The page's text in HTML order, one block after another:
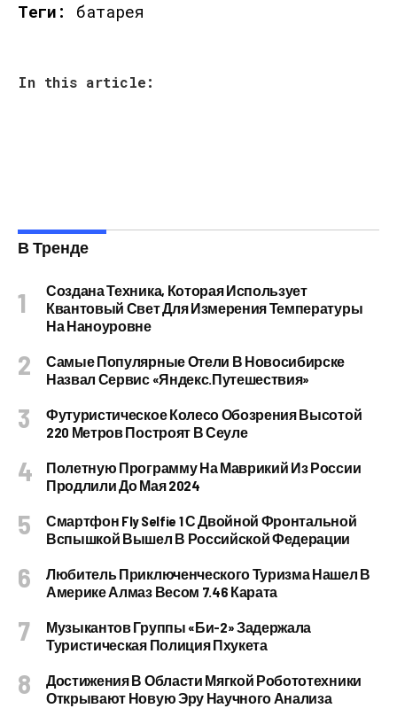
Теги: батарея
In this article:
В Тренде
Создана Техника, Которая Использует
Квантовый Свет Для Измерения Температуры
На Наноуровне
Самые Популярные Отели В Новосибирске
Назвал Сервис «Яндекс.Путешествия»
Футуристическое Колесо Обозрения Высотой
220 Метров Построят В Сеуле
Полетную Программу На Маврикий Из России
Продлили До Мая 2024
Смартфон Fly Selfie 1 С Двойной Фронтальной
Вспышкой Вышел В Российской Федерации
Любитель Приключенческого Туризма Нашел В
Америке Алмаз Весом 7.46 Карата
Музыкантов Группы «Би-2» Задержала
Туристическая Полиция Пхукета
Достижения В Области Мягкой Робототехники
Открывают Новую Эру Научного Анализа